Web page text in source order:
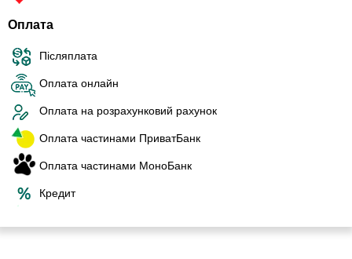
Оплата
Післяплата
Оплата онлайн
Оплата на розрахунковий рахунок
Оплата частинами ПриватБанк
Оплата частинами МоноБанк
Кредит